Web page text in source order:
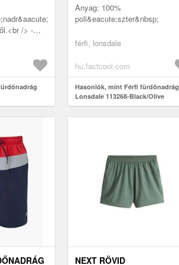
/> -
Anyag: 100%
poli&eacute;szter&nbsp;
férfi, lonsdale
hu.factcool.com
Hasonlók, mint Férfi fürdőnadrág
Lonsdale 113268-Black/Olive
NEXT RÖVID